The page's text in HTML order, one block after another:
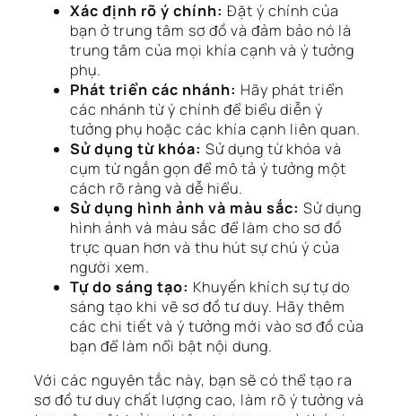
Xác định rõ ý chính: Đặt ý chính của
bạn ở trung tâm sơ đồ và đảm bảo nó là
trung tâm của mọi khía cạnh và ý tưởng
phụ.
Phát triển các nhánh: Hãy phát triển
các nhánh từ ý chính để biểu diễn ý
tưởng phụ hoặc các khía cạnh liên quan.
Sử dụng từ khóa: Sử dụng từ khóa và
cụm từ ngắn gọn để mô tả ý tưởng một
cách rõ ràng và dễ hiểu.
Sử dụng hình ảnh và màu sắc: Sử dụng
hình ảnh và màu sắc để làm cho sơ đồ
trực quan hơn và thu hút sự chú ý của
người xem.
Tự do sáng tạo: Khuyến khích sự tự do
sáng tạo khi vẽ sơ đồ tư duy. Hãy thêm
các chi tiết và ý tưởng mới vào sơ đồ của
bạn để làm nổi bật nội dung.
Với các nguyên tắc này, bạn sẽ có thể tạo ra
sơ đồ tư duy chất lượng cao, làm rõ ý tưởng và